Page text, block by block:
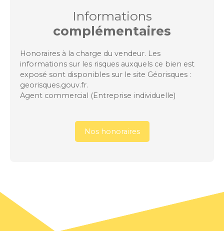
Informations
complémentaires
Honoraires à la charge du vendeur. Les
informations sur les risques auxquels ce bien est
exposé sont disponibles sur le site Géorisques :
georisques.gouv.fr.
Agent commercial (Entreprise individuelle)
Nos honoraires